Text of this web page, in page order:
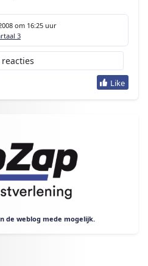
om 16:25 uur
3
de weblog mede mogelijk.